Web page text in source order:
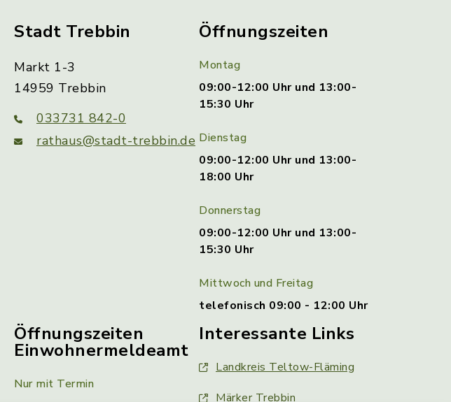
Stadt Trebbin
Markt 1-3
14959 Trebbin
033731 842-0
rathaus@stadt-trebbin.de
Öffnungszeiten
Montag
09:00-12:00 Uhr und 13:00-
15:30 Uhr
Dienstag
09:00-12:00 Uhr und 13:00-
18:00 Uhr
Donnerstag
09:00-12:00 Uhr und 13:00-
15:30 Uhr
Mittwoch und Freitag
telefonisch 09:00 - 12:00 Uhr
Öffnungszeiten
Einwohnermeldeamt
Nur mit Termin
Interessante Links
Landkreis Teltow-Fläming
Märker Trebbin